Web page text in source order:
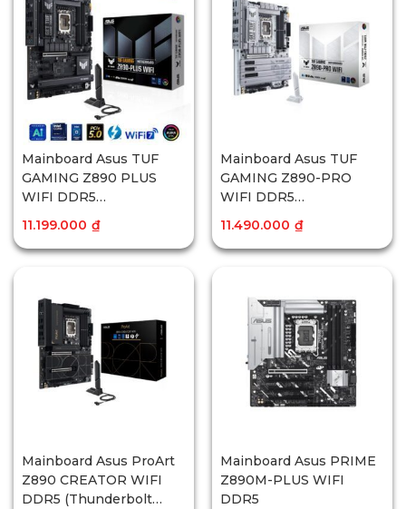
Mainboard Asus TUF
GAMING Z890 PLUS
WIFI DDR5
(Thunderbolt
4+Bluetooth)
11.199.000 ₫
Mainboard Asus TUF
GAMING Z890-PRO
WIFI DDR5
(Thunderbolt
4+Bluetooth)
11.490.000 ₫
Mainboard Asus ProArt
Z890 CREATOR WIFI
DDR5 (Thunderbolt
Mainboard Asus PRIME
Z890M-PLUS WIFI
DDR5